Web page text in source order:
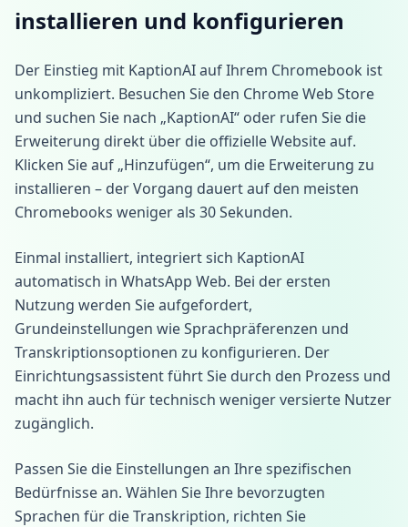
installieren und konfigurieren
Der Einstieg mit KaptionAI auf Ihrem Chromebook ist
unkompliziert. Besuchen Sie den Chrome Web Store
und suchen Sie nach „KaptionAI“ oder rufen Sie die
Erweiterung direkt über die offizielle Website auf.
Klicken Sie auf „Hinzufügen“, um die Erweiterung zu
installieren – der Vorgang dauert auf den meisten
Chromebooks weniger als 30 Sekunden.
Einmal installiert, integriert sich KaptionAI
automatisch in WhatsApp Web. Bei der ersten
Nutzung werden Sie aufgefordert,
Grundeinstellungen wie Sprachpräferenzen und
Transkriptionsoptionen zu konfigurieren. Der
Einrichtungsassistent führt Sie durch den Prozess und
macht ihn auch für technisch weniger versierte Nutzer
zugänglich.
Passen Sie die Einstellungen an Ihre spezifischen
Bedürfnisse an. Wählen Sie Ihre bevorzugten
Sprachen für die Transkription, richten Sie